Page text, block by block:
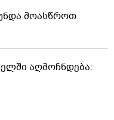
მოასწროთ
აღმოჩნდება: